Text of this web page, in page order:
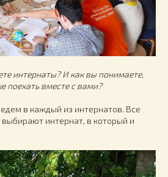
интернаты? И как вы понимаете,
поехать вместе с вами?
в каждый из интернатов. Все
интернат, в который и